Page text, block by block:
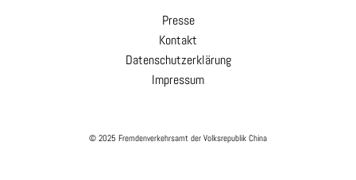
Presse
Kontakt
Datenschutzerklärung
Impressum
© 2025 Fremdenverkehrsamt der Volksrepublik China